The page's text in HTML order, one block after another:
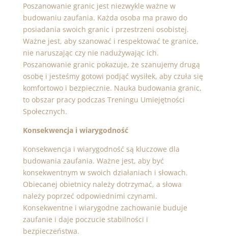
Poszanowanie granic jest niezwykle ważne w
budowaniu zaufania. Każda osoba ma prawo do
posiadania swoich granic i przestrzeni osobistej.
Ważne jest, aby szanować i respektować te granice,
nie naruszając czy nie nadużywając ich.
Poszanowanie granic pokazuje, że szanujemy drugą
osobę i jesteśmy gotowi podjąć wysiłek, aby czuła się
komfortowo i bezpiecznie. Nauka budowania granic,
to obszar pracy podczas Treningu Umiejętności
Społecznych.
Konsekwencja i wiarygodność
Konsekwencja i wiarygodność są kluczowe dla
budowania zaufania. Ważne jest, aby być
konsekwentnym w swoich działaniach i słowach.
Obiecanej obietnicy należy dotrzymać, a słowa
należy poprzeć odpowiednimi czynami.
Konsekwentne i wiarygodne zachowanie buduje
zaufanie i daje poczucie stabilności i
bezpieczeństwa.